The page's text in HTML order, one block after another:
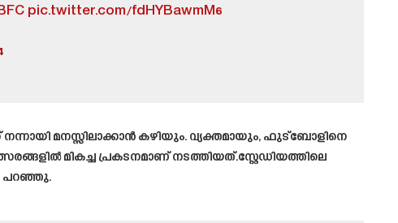
pic.twitter.com/fdHYBawmM6
മനസ്സിലാക്കാൻ കഴിയും. വ്യക്തമായും, ഫുട്ബോളിനെ
മികച്ച പ്രകടനമാണ് നടത്തിയത്.സ്റ്റേഡിയത്തിലെ
പറഞ്ഞു.